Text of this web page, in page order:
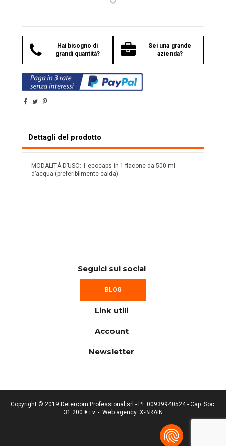
Hai bisogno di
grandi quantità?
Sei una grande
azienda?
Dettagli del prodotto
MODALITÀ D’USO: 1 ecocaps in 1 flacone da 500 ml
d’acqua (preferibilmente calda)
Seguici sui social
BLOG
Link utili
Account
Newsletter
Copyright © 2019 Detercom Professional srl - P.I. 00939940524 - Cap. Soc.
31.200 € i.v. - Web agency: X-BRAIN